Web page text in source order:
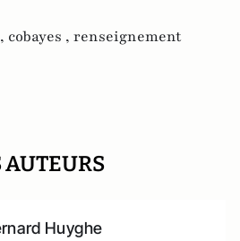
cobayes , renseignement
AUTEURS
Huyghe